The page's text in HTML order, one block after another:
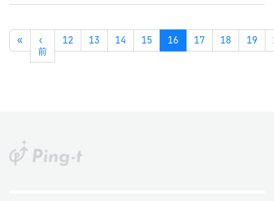
«
‹
前
12 13 14 15 16 17 18 19